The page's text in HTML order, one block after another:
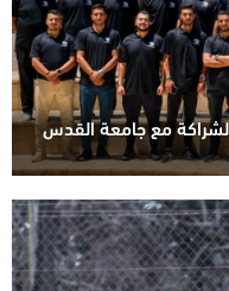
مع جامعة القدس